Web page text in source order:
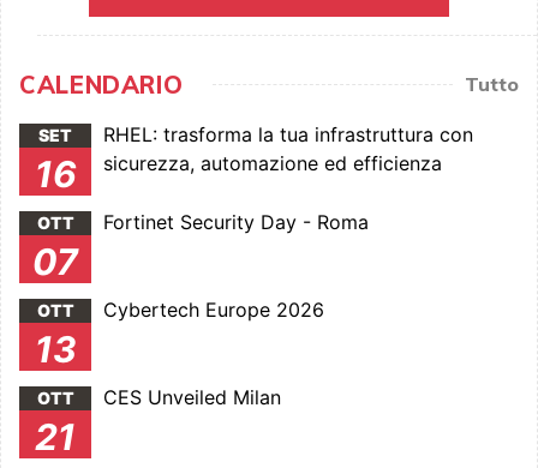
CALENDARIO Tutto
SET
16
RHEL: trasforma la tua infrastruttura con
sicurezza, automazione ed efficienza
OTT
07
Fortinet Security Day - Roma
OTT
13
Cybertech Europe 2026
OTT
21
CES Unveiled Milan